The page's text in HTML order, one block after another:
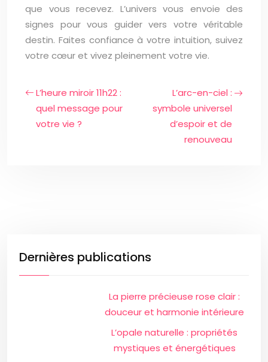
que vous recevez. L’univers vous envoie des
signes pour vous guider vers votre véritable
destin. Faites confiance à votre intuition, suivez
votre cœur et vivez pleinement votre vie.
L’heure miroir 11h22 :
quel message pour
votre vie ?
L’arc-en-ciel :
symbole universel
d’espoir et de
renouveau
Dernières publications
La pierre précieuse rose clair :
douceur et harmonie intérieure
L’opale naturelle : propriétés
mystiques et énergétiques